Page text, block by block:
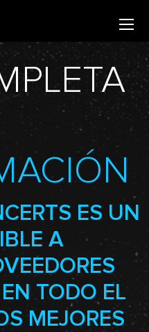
ES UN
A
TODO EL
MEJORES